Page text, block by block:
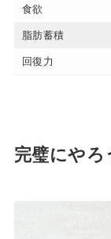
食欲
脂肪蓄積
回復力
完璧にやろ